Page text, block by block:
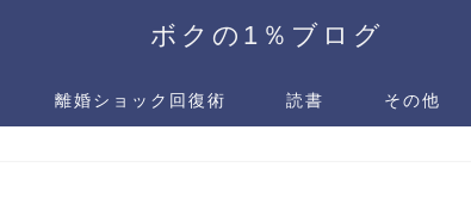
ボクの1％ブログ
離婚ショック回復術 読書 その他